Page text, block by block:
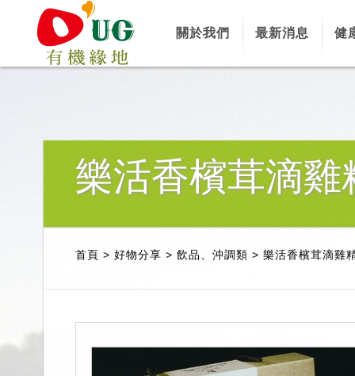
關於我們 最新消息 健
樂活香檳茸滴雞
首頁 > 好物分享 > 飲品、沖調類 > 樂活香檳茸滴雞